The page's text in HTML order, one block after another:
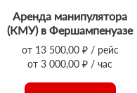
Аренда манипулятора
(КМУ) в Фершампенуазе
от 13 500,00 ₽ / рейс
от 3 000,00 ₽ / час